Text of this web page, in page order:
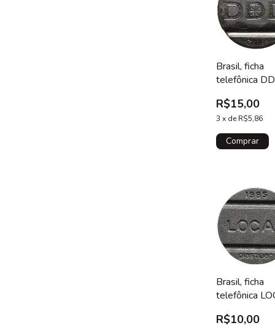
Brasil, ficha
telefônica
R$15,00
3 x de R$5,86
Brasil, ficha
telefônica
R$10,00